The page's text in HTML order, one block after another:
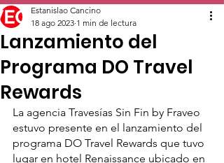
Lanzamiento del
Programa DO Travel
Rewards
Estanislao Cancino
18 ago 2023 1 min de lectura
La agencia Travesías Sin Fin by Fraveo
estuvo presente en el lanzamiento del
programa DO Travel Rewards que tuvo
lugar en hotel Renaissance ubicado en